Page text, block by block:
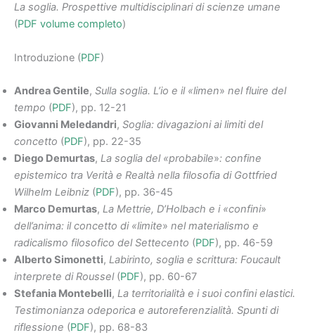
La soglia. Prospettive multidisciplinari di scienze umane
(PDF volume completo)
Introduzione (PDF)
Andrea Gentile, Sulla soglia. L’io e il «limen» nel fluire del
tempo (PDF), pp. 12-21
Giovanni Meledandri, Soglia: divagazioni ai limiti del
concetto (PDF), pp. 22-35
Diego Demurtas, La soglia del «probabile»: confine
epistemico tra Verità e Realtà nella filosofia di Gottfried
Wilhelm Leibniz (PDF), pp. 36-45
Marco Demurtas, La Mettrie, D’Holbach e i «confini»
dell’anima: il concetto di «limite» nel materialismo e
radicalismo filosofico del Settecento (PDF), pp. 46-59
Alberto Simonetti, Labirinto, soglia e scrittura: Foucault
interprete di Roussel(PDF), pp. 60-67
Stefania Montebelli, La territorialità e i suoi confini elastici.
Testimonianza odeporica e autoreferenzialità. Spunti di
riflessione (PDF), pp. 68-83